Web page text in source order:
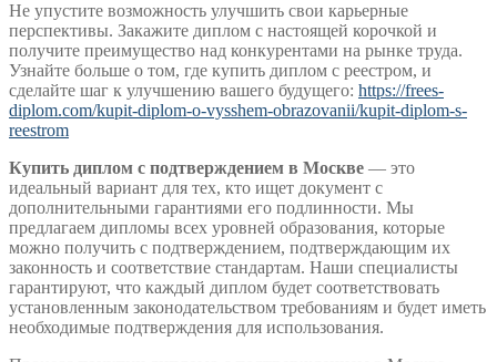
Не упустите возможность улучшить свои карьерные
перспективы. Закажите диплом с настоящей корочкой и
получите преимущество над конкурентами на рынке труда.
Узнайте больше о том, где купить диплом с реестром, и
сделайте шаг к улучшению вашего будущего: https://frees-
diplom.com/kupit-diplom-o-vysshem-obrazovanii/kupit-diplom-s-
reestrom
Купить диплом с подтверждением в Москве — это
идеальный вариант для тех, кто ищет документ с
дополнительными гарантиями его подлинности. Мы
предлагаем дипломы всех уровней образования, которые
можно получить с подтверждением, подтверждающим их
законность и соответствие стандартам. Наши специалисты
гарантируют, что каждый диплом будет соответствовать
установленным законодательством требованиям и будет иметь
необходимые подтверждения для использования.